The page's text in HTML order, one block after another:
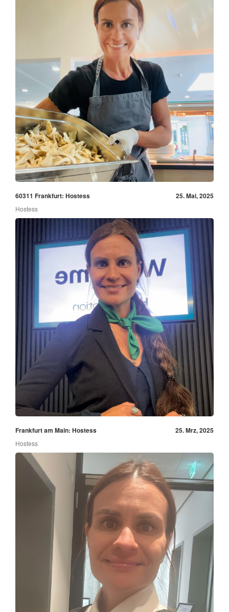
60311 Frankfurt: Hostess 25. Mai, 2025
Hostess
Frankfurt am Main: Hostess 25. Mrz, 2025
Hostess